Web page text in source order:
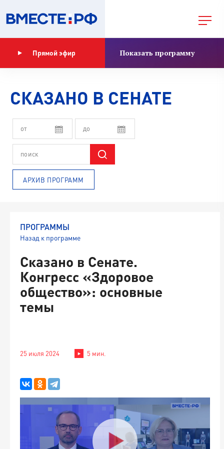
Прямой эфир Показать программу
СКАЗАНО В СЕНАТЕ
АРХИВ ПРОГРАММ
ПРОГРАММЫ
Назад к программе
Сказано в Сенате.
Конгресс «Здоровое
общество»: основные
темы
25 июля 2024 5 мин.